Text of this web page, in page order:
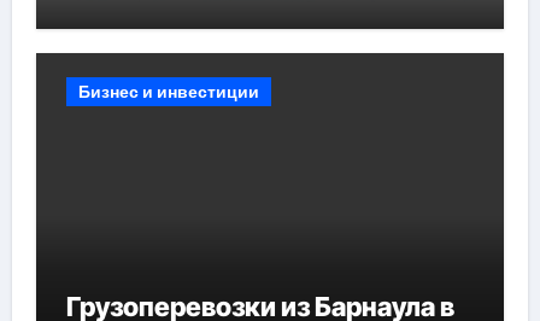
Бизнес и инвестиции
Грузоперевозки из Барнаула в